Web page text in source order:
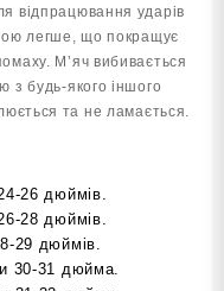
відпрацювання ударів
легше, що покращує
М’яч вибивається
з будь-якого іншого
та не ламається.
26 дюймів.
28 дюймів.
29 дюймів.
30-31 дюйма.